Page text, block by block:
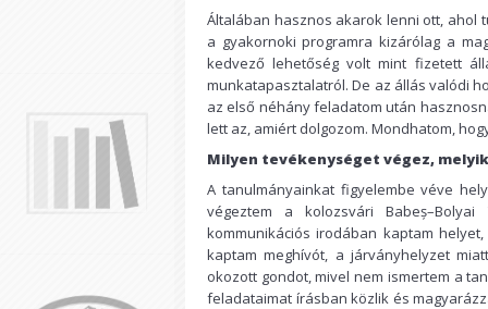
Általában hasznos akarok lenni ott, ahol
a gyakornoki programra kizárólag a
kedvező lehetőség volt mint fizetett
munkatapasztalatról. De az állás valódi
az első néhány feladatom után
lett az, amiért dolgozom. Mondhatom,
Milyen tevékenységet végez,
A tanulmányainkat figyelembe véve
végeztem a kolozsvári Babeș–Bolyai
kommunikációs irodában kaptam
kaptam meghívót, a járványhelyzet
okozott gondot, mivel nem ismertem a
feladataimat írásban közlik és